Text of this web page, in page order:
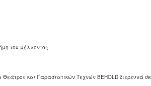
του μέλλοντος
και Παραστατικών Τεχνών BEHOLD διερευνά